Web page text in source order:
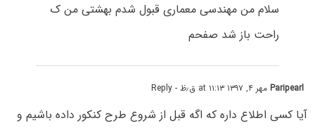
سلام من مهندسی معماری قبول شدم بهشتی من ک
راحت باز شد صفحم
Paripearlمهر ۴, ۱۳۹۷ at ۱۱:۱۳ ق٫ظ - Reply
آیا کسی اطلاع داره که اگه قبل از شروع طرح کنکور داده باشیم و